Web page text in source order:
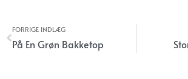
Tidligere
FORRIGE INDLÆG
På En Grøn Bakketop